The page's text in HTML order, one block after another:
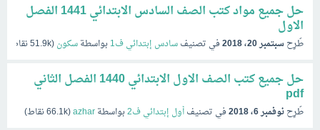
حل جميع مواد كتب الصف السادس الابتدائي 1441 الفصل
الاول
طُرِح سبتمبر 20، 2018 في تصنيفسادس إبتدائي ف1 بواسطةسكون(
51.9kنقاط)
حل جميع كتب الصف الاول الابتدائي 1440 الفصل الثاني
pdf
طُرِحنوفمبر 6، 2018 في تصنيفأول إبتدائي ف2 بواسطةazhar
(
66.1kنقاط)